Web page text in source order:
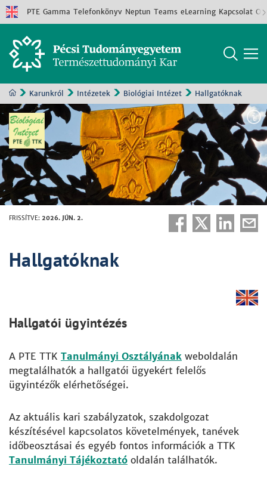
PTE Gamma Telefonkönyv Neptun Teams eLearning Kapcsolat
Karunkról Intézetek Biológiai Intézet Hallgatóknak
FRISSÍTVE: 2026. JÚN. 2.
Hallgatóknak
Hallgatói ügyintézés
A PTE TTK Tanulmányi Osztályának weboldalán
megtalálhatók a hallgatói ügyekért felelős
ügyintézők elérhetőségei.
Az aktuális kari szabályzatok, szakdolgozat
készítésével kapcsolatos követelmények, tanévek
időbeosztásai és egyéb fontos információk a TTK
Tanulmányi Tájékoztató oldalán találhatók.